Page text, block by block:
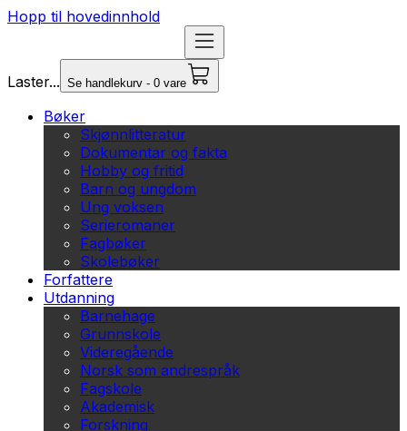
Hopp til hovedinnhold
Laster... Se handlekurv - 0 vare
Bøker
Skjønnlitteratur
Dokumentar og fakta
Hobby og fritid
Barn og ungdom
Ung voksen
Serieromaner
Fagbøker
Skolebøker
Forfattere
Utdanning
Barnehage
Grunnskole
Videregående
Norsk som andrespråk
Fagskole
Akademisk
Forskning